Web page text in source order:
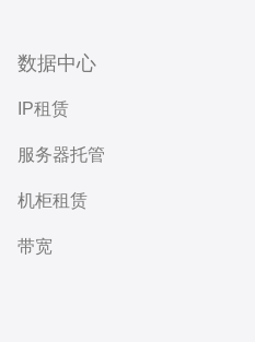
数据中心
IP租赁
服务器托管
机柜租赁
带宽